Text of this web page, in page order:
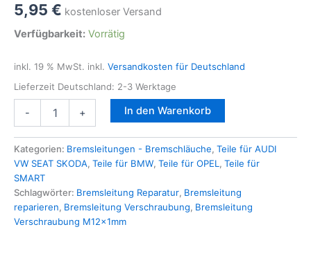
5,95 € kostenloser Versand
Verfügbarkeit: Vorrätig
inkl. 19 % MwSt. inkl. Versandkosten für Deutschland
Lieferzeit Deutschland: 2-3 Werktage
-
Bremsleitung
für
4,75mm
Bremsleitung
F-
Bördel
M12x1mm
Menge
+ In den Warenkorb
Kategorien: Bremsleitungen - Bremschläuche, Teile für AUDI
VW SEAT SKODA, Teile für BMW, Teile für OPEL , Teile für
SMART
Schlagwörter: Bremsleitung Reparatur, Bremsleitung
reparieren, Bremsleitung Verschraubung, Bremsleitung
Verschraubung M12x1mm